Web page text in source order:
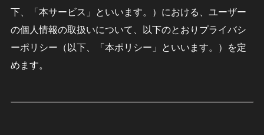
下、「本サービス」といいます。）における、ユーザー
の個人情報の取扱いについて、以下のとおりプライバシ
ーポリシー（以下、「本ポリシー」といいます。）を定
めます。